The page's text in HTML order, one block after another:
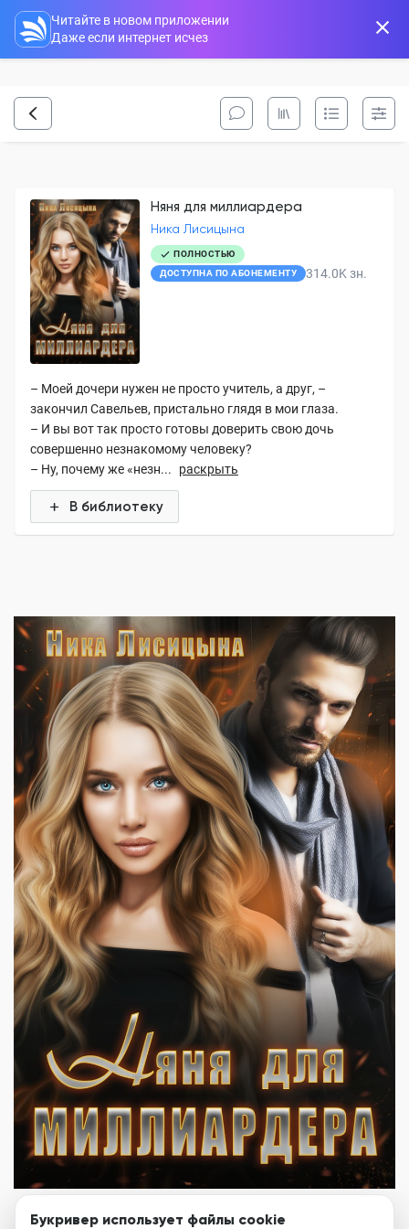
Букривер использует файлы cookie
Читайте в новом приложении
Даже если интернет исчез
Няня для миллиардера
Ника Лисицына
ПОЛНОСТЬЮ
ДОСТУПНА ПО АБОНЕМЕНТУ
314.0K зн.
– Моей дочери нужен не просто учитель, а друг, –
закончил Савельев, пристально глядя в мои глаза.
– И вы вот так просто готовы доверить свою дочь
совершенно незнакомому человеку?
– Ну, почему же «незн...
раскрыть
В библиотеку